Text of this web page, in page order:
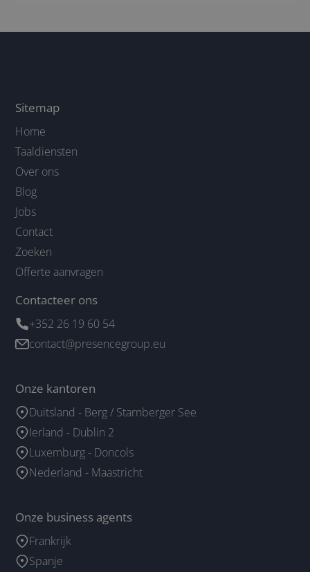
Sitemap
Home
Taaldiensten
Over ons
Blog
Jobs
Contact
Zoeken
Offerte aanvragen
Contacteer ons
+352 26 19 60 54
contact@presencegroup.eu
Onze kantoren
Duitsland - Berg / Starnberger See
Ierland - Dublin 2
Luxemburg - Doncols
Nederland - Maastricht
Onze business agents
Frankrijk
Spanje